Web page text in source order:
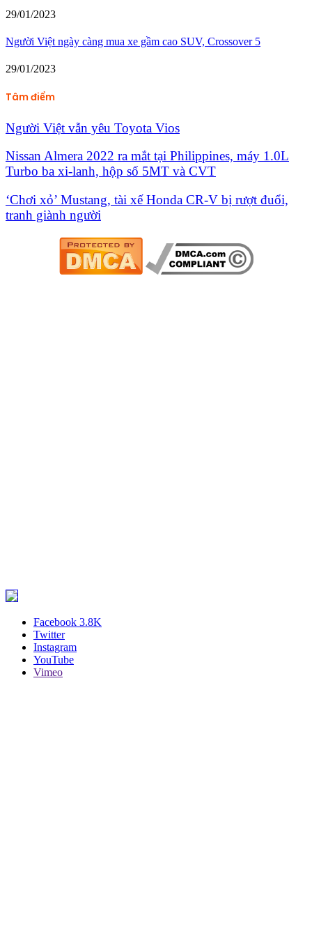
29/01/2023
Người Việt ngày càng mua xe gầm cao SUV, Crossover 5
29/01/2023
Tâm điểm
Người Việt vẫn yêu Toyota Vios
Nissan Almera 2022 ra mắt tại Philippines, máy 1.0L
Turbo ba xi-lanh, hộp số 5MT và CVT
‘Chơi xỏ’ Mustang, tài xế Honda CR-V bị rượt đuổi,
tranh giành người
Facebook 3.8K
Twitter
Instagram
YouTube
Vimeo